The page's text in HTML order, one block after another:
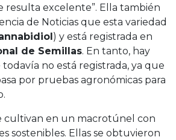
resulta excelente”. Ella también
de Noticias que esta variedad
) y está registrada en
de Semillas. En tanto, hay
no está registrada, ya que
por pruebas agronómicas para
cultivan en un macrotúnel con
sostenibles. Ellas se obtuvieron